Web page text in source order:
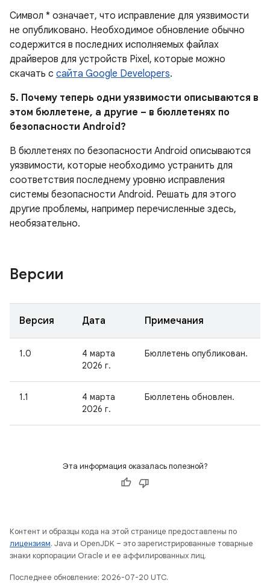
Символ * означает, что исправление для уязвимости
не опубликовано. Необходимое обновление обычно
содержится в последних исполняемых файлах
драйверов для устройств Pixel, которые можно
скачать с сайта Google Developers.
5. Почему теперь одни уязвимости описываются в
этом бюллетене, а другие – в бюллетенях по
безопасности Android?
В бюллетенях по безопасности Android описываются
уязвимости, которые необходимо устранить для
соответствия последнему уровню исправления
системы безопасности Android. Решать для этого
другие проблемы, например перечисленные здесь,
необязательно.
Версии
Версия Дата Примечания
1.0
4 марта
2026 г.
Бюллетень опубликован.
1.1
4 марта
2026 г.
Бюллетень обновлен.
Эта информация оказалась полезной?
Контент и образцы кода на этой странице предоставлены по
лицензиям. Java и OpenJDK – это зарегистрированные товарные
знаки корпорации Oracle и ее аффилированных лиц.
Последнее обновление: 2026-07-20 UTC.